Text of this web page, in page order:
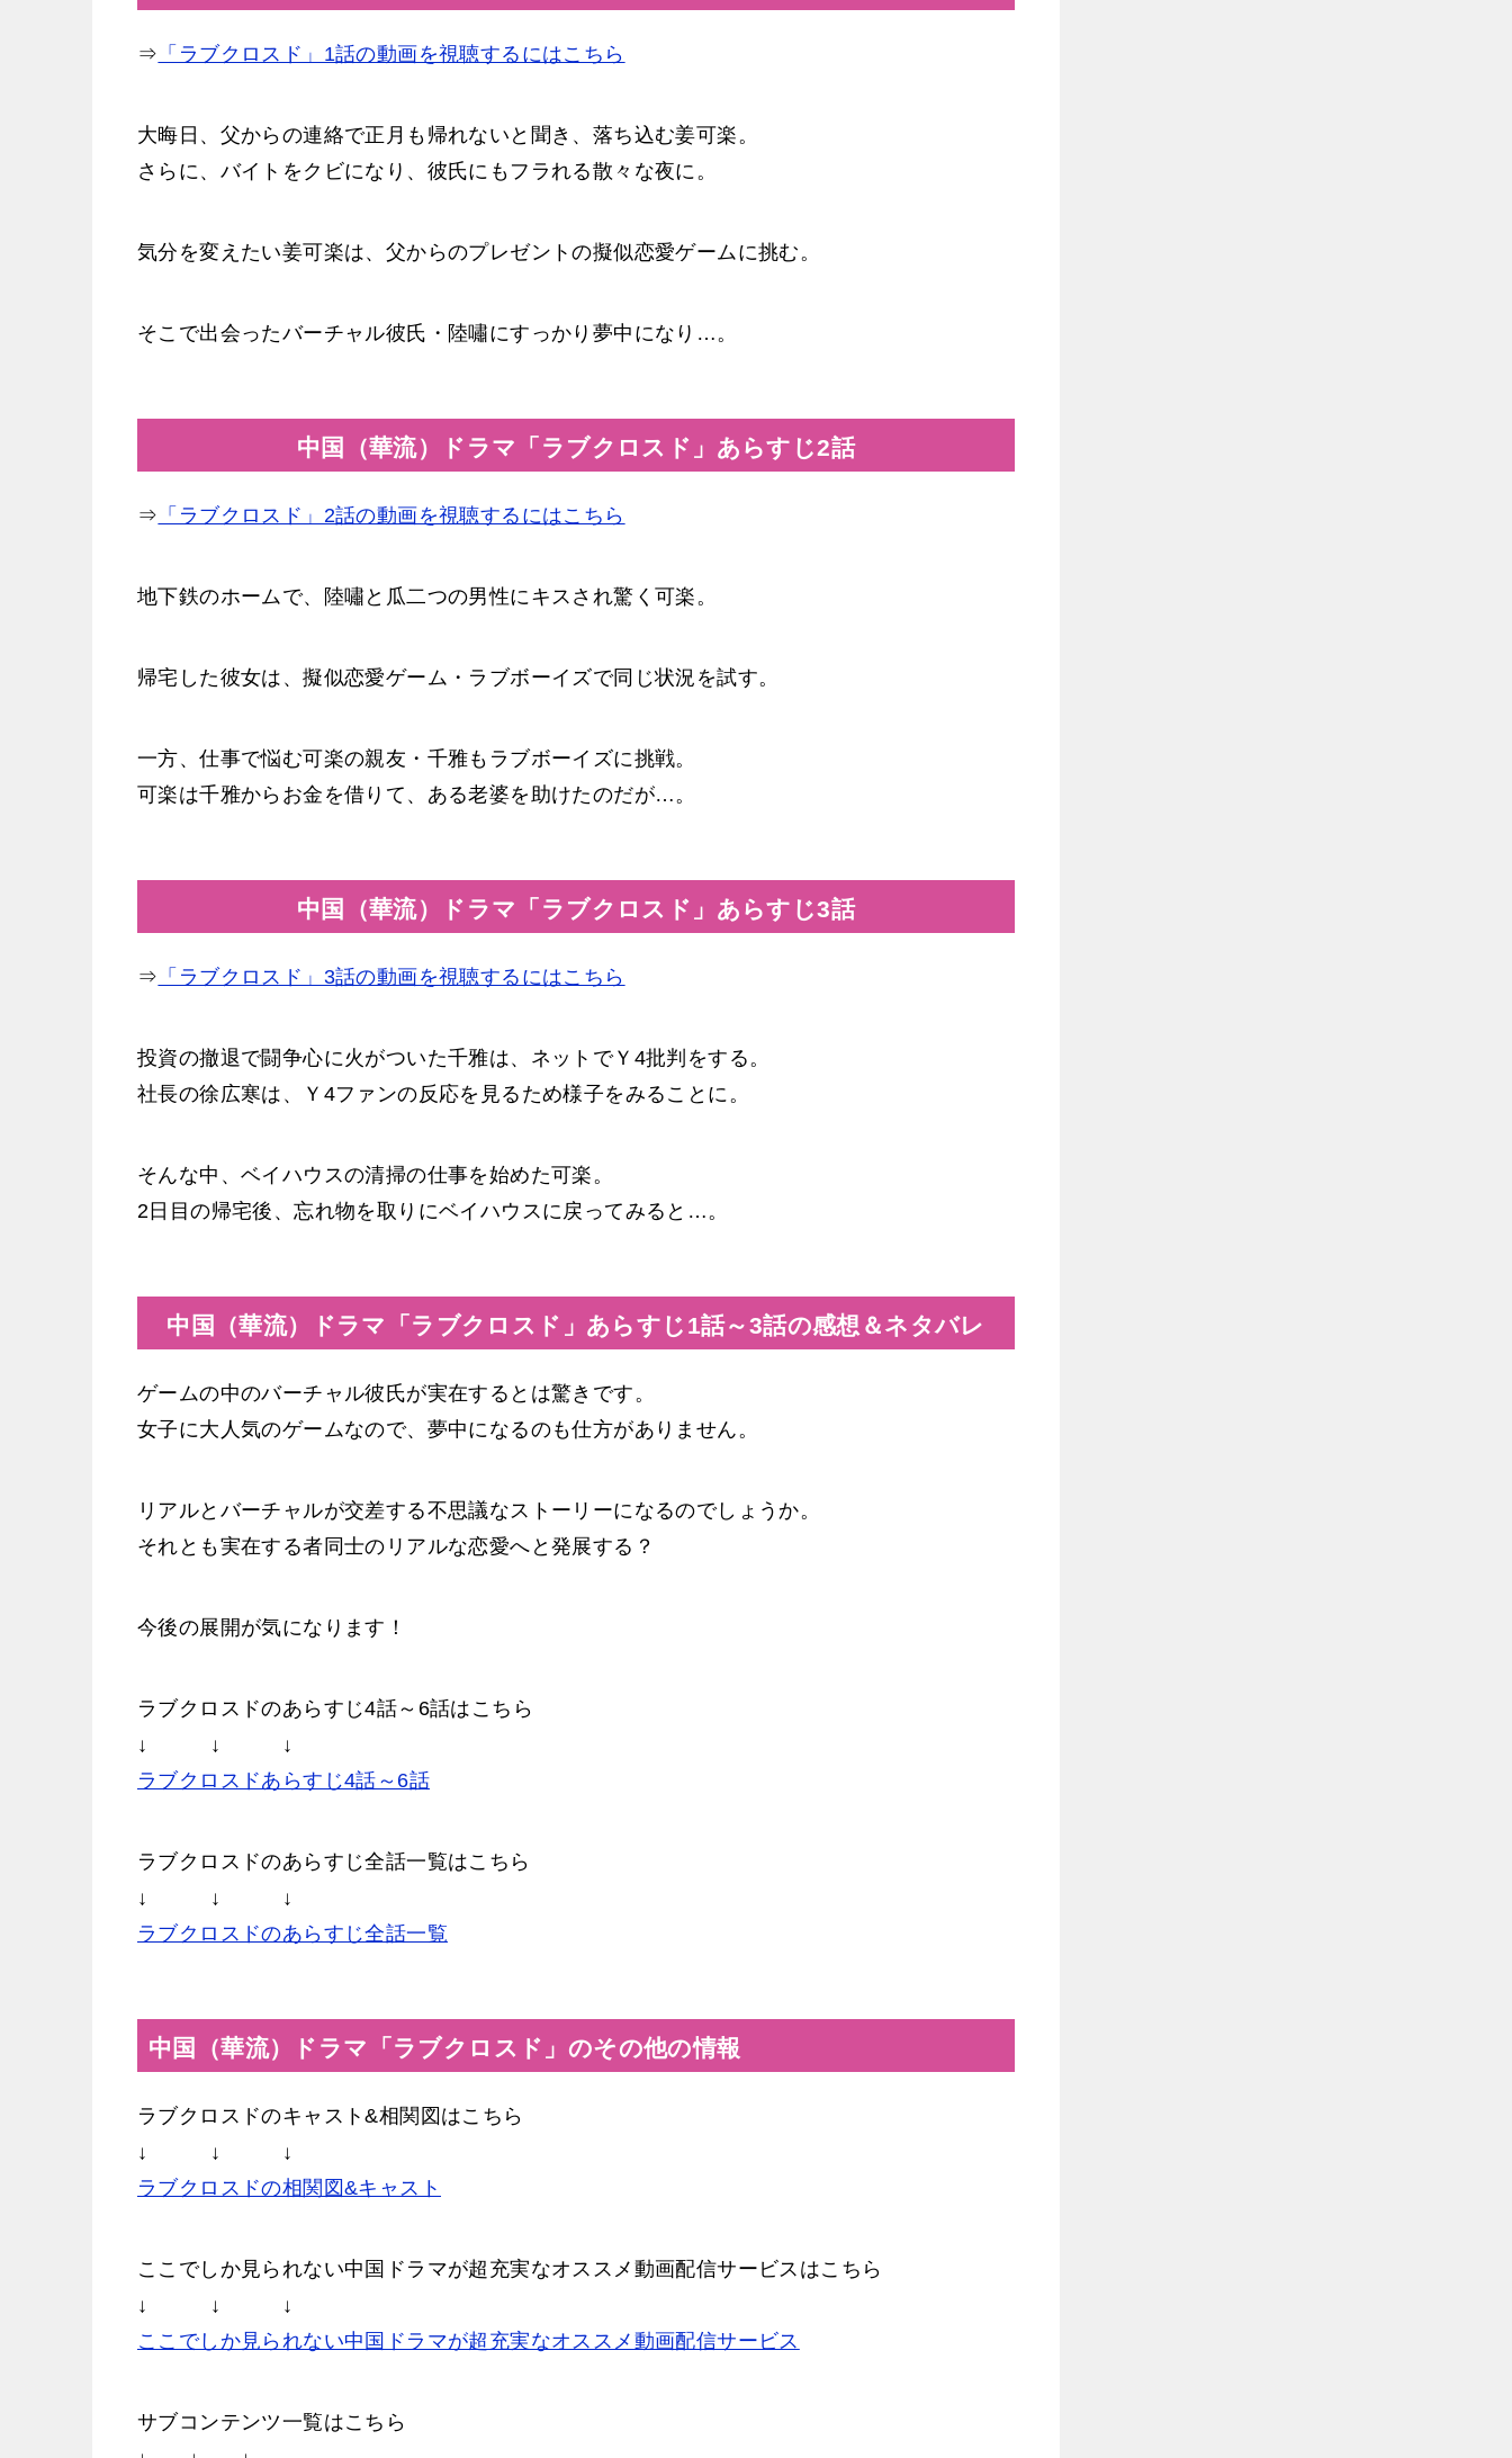
⇒ 「ラブクロスド」1話の動画を視聴するにはこちら
大晦日、父からの連絡で正月も帰れないと聞き、落ち込む姜可楽。
さらに、バイトをクビになり、彼氏にもフラれる散々な夜に。
気分を変えたい姜可楽は、父からのプレゼントの擬似恋愛ゲームに挑む。
そこで出会ったバーチャル彼氏・陸嘯にすっかり夢中になり…。
中国（華流）ドラマ「ラブクロスド」あらすじ2話
⇒ 「ラブクロスド」2話の動画を視聴するにはこちら
地下鉄のホームで、陸嘯と瓜二つの男性にキスされ驚く可楽。
帰宅した彼女は、擬似恋愛ゲーム・ラブボーイズで同じ状況を試す。
一方、仕事で悩む可楽の親友・千雅もラブボーイズに挑戦。
可楽は千雅からお金を借りて、ある老婆を助けたのだが…。
中国（華流）ドラマ「ラブクロスド」あらすじ3話
⇒ 「ラブクロスド」3話の動画を視聴するにはこちら
投資の撤退で闘争心に火がついた千雅は、ネットでＹ4批判をする。
社長の徐広寒は、Ｙ4ファンの反応を見るため様子をみることに。
そんな中、ベイハウスの清掃の仕事を始めた可楽。
2日目の帰宅後、忘れ物を取りにベイハウスに戻ってみると…。
中国（華流）ドラマ「ラブクロスド」あらすじ1話～3話の感想＆ネタバレ
ゲームの中のバーチャル彼氏が実在するとは驚きです。
女子に大人気のゲームなので、夢中になるのも仕方がありません。
リアルとバーチャルが交差する不思議なストーリーになるのでしょうか。
それとも実在する者同士のリアルな恋愛へと発展する？
今後の展開が気になります！
ラブクロスドのあらすじ4話～6話はこちら
↓ ↓ ↓
ラブクロスドあらすじ4話～6話
ラブクロスドのあらすじ全話一覧はこちら
↓ ↓ ↓
ラブクロスドのあらすじ全話一覧
中国（華流）ドラマ「ラブクロスド」のその他の情報
ラブクロスドのキャスト&相関図はこちら
↓ ↓ ↓
ラブクロスドの相関図&キャスト
ここでしか見られない中国ドラマが超充実なオススメ動画配信サービスはこちら
↓ ↓ ↓
ここでしか見られない中国ドラマが超充実なオススメ動画配信サービス
サブコンテンツ一覧はこちら